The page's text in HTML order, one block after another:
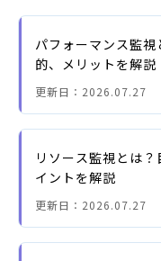
パフォーマンス監
的、メリットを解説
更新日： 2026.07.27
リソース監視とは
イントを解説
更新日： 2026.07.27